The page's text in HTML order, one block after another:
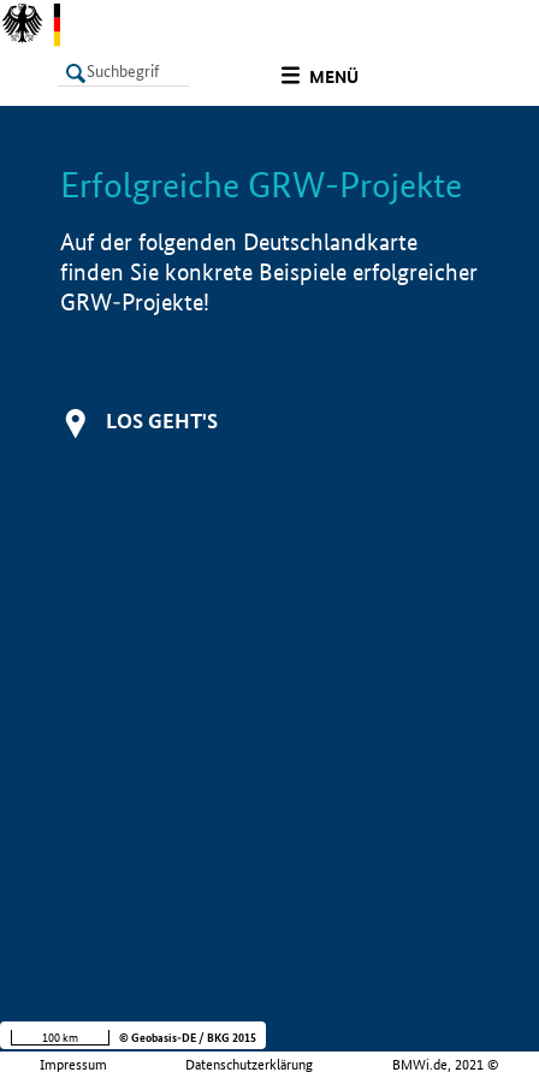
MENÜ
LISTE Info
Erfolgreiche GRW-Projekte
Auf der folgenden Deutschlandkarte
finden Sie konkrete Beispiele erfolgreicher
GRW-Projekte!
LOS GEHT'S
Impressum Datenschutzerklärung BMWi.de, 2021 ©
100 km © Geobasis-DE / BKG 2015